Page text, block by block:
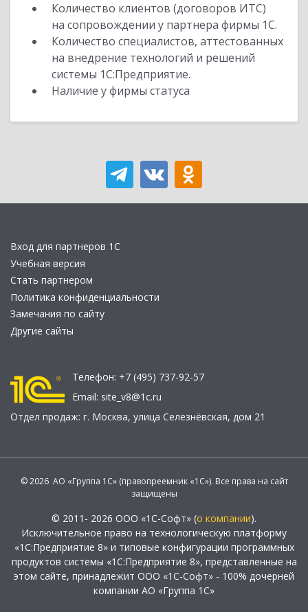
Количество клиентов (договоров ИТС)
на сопровождении у партнера фирмы 1С.
Количество специалистов, аттестованных
на внедрение технологий и решений
системы 1С:Предприятие.
Наличие у фирмы статуса
Вход для партнеров 1С
Учебная версия
Стать партнером
Политика конфиденциальности
Замечания по сайту
Другие сайты
Телефон: +7 (495) 737-92-57
Email: site_v8@1c.ru
Отдел продаж: г. Москва, улица Селезнёвская, дом 21
© 2026 АО «Группа 1С» (правопреемник «1С»). Все права на сайт
защищены
© 2011- 2026 ООО «1С-Софт» (о компании).
Исключительное право на технологическую платформу
«1С:Предприятие 8» и типовые конфигурации программных
продуктов системы «1С:Предприятие 8», представленные на
этом сайте, принадлежит ООО «1С-Софт» - 100% дочерней
компании АО «Группа 1С»